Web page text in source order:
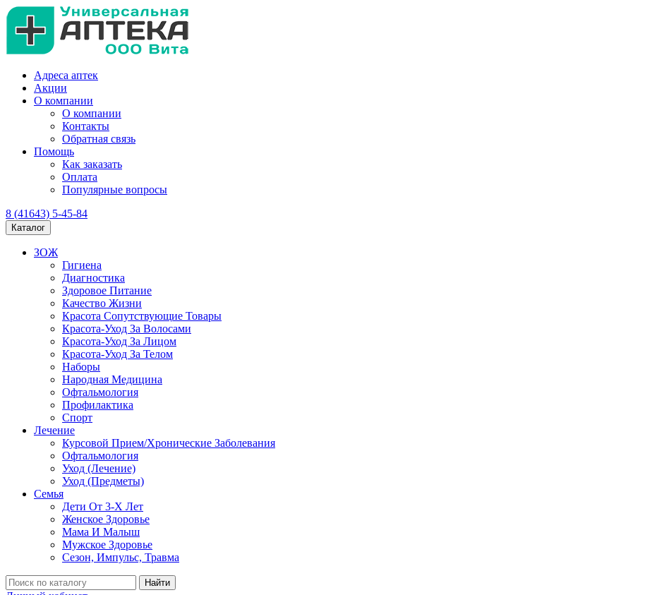
Адреса аптек
Акции
О компании
О компании
Контакты
Обратная связь
Помощь
Как заказать
Оплата
Популярные вопросы
8 (41643) 5-45-84
Каталог
ЗОЖ
Гигиена
Диагностика
Здоровое Питание
Качество Жизни
Красота Сопутствующие Товары
Красота-Уход За Волосами
Красота-Уход За Лицом
Красота-Уход За Телом
Наборы
Народная Медицина
Офтальмология
Профилактика
Спорт
Лечение
Курсовой Прием/Хронические Заболевания
Офтальмология
Уход (Лечение)
Уход (Предметы)
Семья
Дети От 3-Х Лет
Женское Здоровье
Мама И Малыш
Мужское Здоровье
Сезон, Импульс, Травма
Найти